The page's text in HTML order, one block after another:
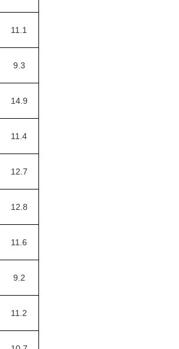
11.1
9.3
14.9
11.4
12.7
12.8
11.6
9.2
11.2